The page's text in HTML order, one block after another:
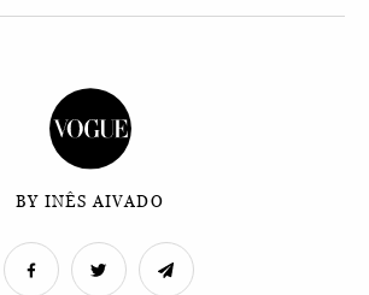
BY INÊS AIVADO